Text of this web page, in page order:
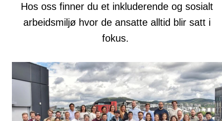
Hos oss finner du et inkluderende og sosialt
arbeidsmiljø hvor de ansatte alltid blir satt i
fokus.